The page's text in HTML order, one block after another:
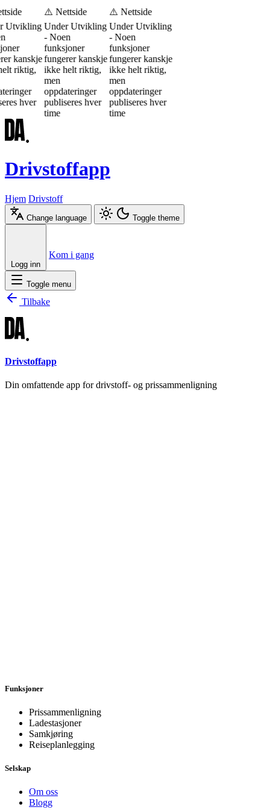
Utvikling
kanskje
riktig,
hver
⚠️ Nettside
Under Utvikling
- Noen
funksjoner
fungerer kanskje
ikke helt riktig,
men
oppdateringer
publiseres hver
time
⚠️ Nettside
Under Utvikling
- Noen
funksjoner
fungerer kanskje
ikke helt riktig,
men
oppdateringer
publiseres hver
time
Drivstoffapp
Hjem Drivstoff
Change language Toggle theme
Logg inn
Kom i gang
Toggle menu
Tilbake
Drivstoffapp
Din omfattende app for drivstoff- og prissammenligning
Funksjoner
Prissammenligning
Ladestasjoner
Samkjøring
Reiseplanlegging
Selskap
Om oss
Blogg